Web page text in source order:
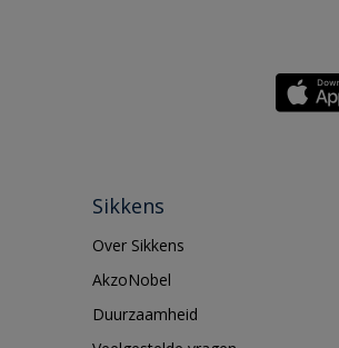
Sikkens
Over Sikkens
AkzoNobel
Duurzaamheid